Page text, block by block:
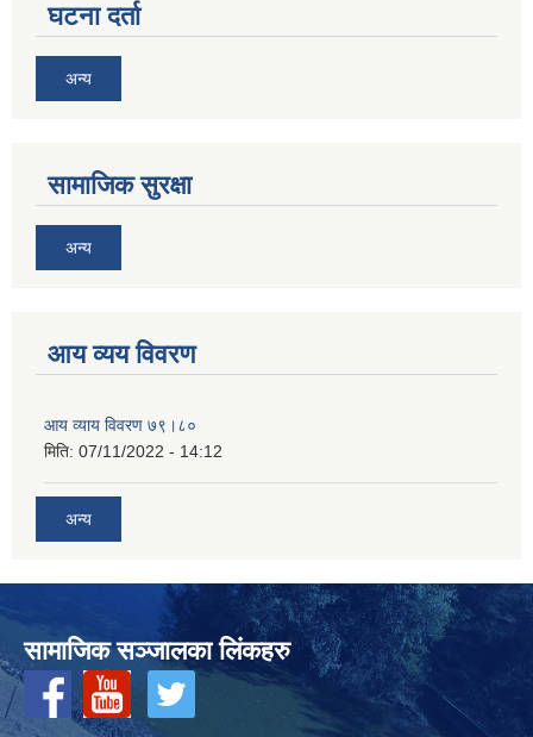
घटना दर्ता
अन्य
सामाजिक सुरक्षा
अन्य
आय व्यय विवरण
आय व्याय विवरण ७९।८०
मिति: 07/11/2022 - 14:12
अन्य
सामाजिक सञ्‍जालका लिंकहरु